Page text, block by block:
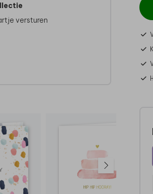
versturen